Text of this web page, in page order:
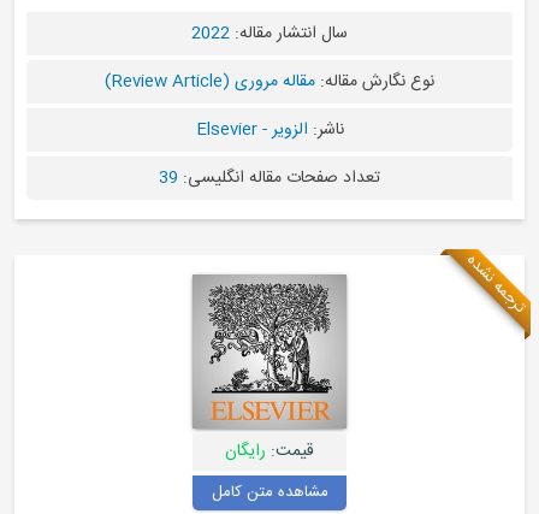
سال انتشار مقاله: 2022
نوع نگارش مقاله: مقاله مروری (Review Article)
ناشر: الزویر - Elsevier
تعداد صفحات مقاله انگلیسی: 39
ترجمه نشده
قیمت: رایگان
مشاهده متن کامل